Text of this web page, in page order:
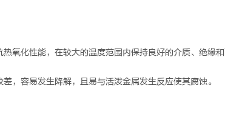
氧化性能，在较大的温度范围内保持良好的介质、绝缘和
，容易发生降解，且易与活泼金属发生反应使其腐蚀。